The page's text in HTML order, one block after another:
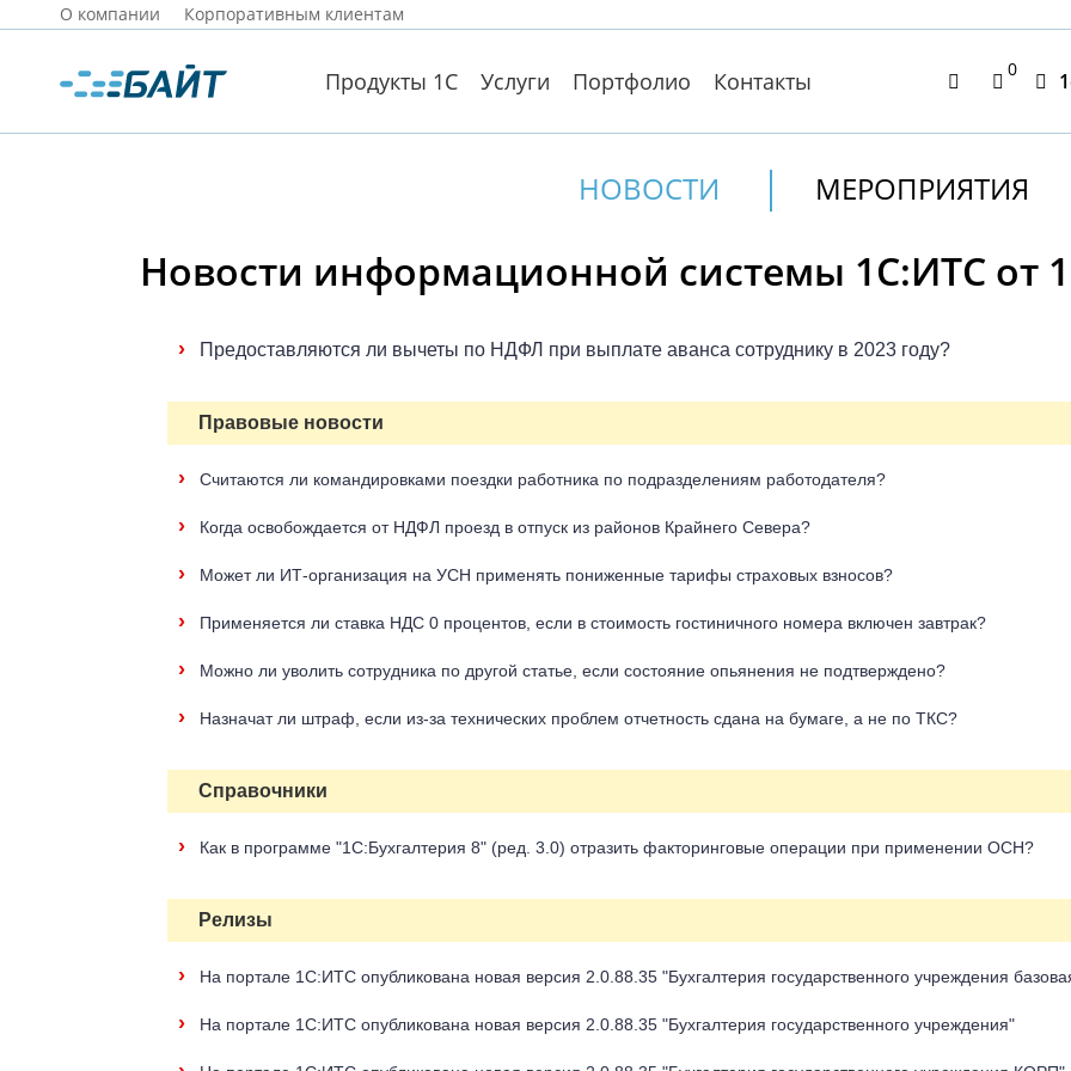
О компании Корпоративным клиентам
Продукты 1С Услуги Портфолио Контакты 0
НОВОСТИ МЕРОПРИЯТИЯ
Новости информационной системы 1С:ИТС от
› Предоставляются ли вычеты по НДФЛ при выплате аванса сотруднику в 2023 году?
Правовые новости
› Считаются ли командировками поездки работника по подразделениям работодателя?
› Когда освобождается от НДФЛ проезд в отпуск из районов Крайнего Севера?
› Может ли ИТ-организация на УСН применять пониженные тарифы страховых взносов?
› Применяется ли ставка НДС 0 процентов, если в стоимость гостиничного номера включен завтрак?
› Можно ли уволить сотрудника по другой статье, если состояние опьянения не подтверждено?
› Назначат ли штраф, если из-за технических проблем отчетность сдана на бумаге, а не по ТКС?
Справочники
› Как в программе "1С:Бухгалтерия 8" (ред. 3.0) отразить факторинговые операции при применении ОСН?
Релизы
› На портале 1С:ИТС опубликована новая версия 2.0.88.35 "Бухгалтерия государственного учреждения
› На портале 1С:ИТС опубликована новая версия 2.0.88.35 "Бухгалтерия государственного учреждения"